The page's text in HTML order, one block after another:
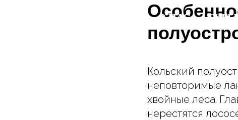
О НАС ТУРЫ
Кольский
неповторимые
хвойные леса.
нерестятся
О НАС ТУРЫ